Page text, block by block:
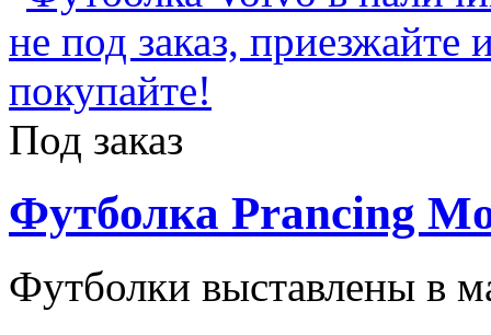
Под заказ
Футболка Prancing
Футболки выставлены в